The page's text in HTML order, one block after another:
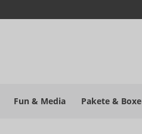
Fun & Media Pakete &